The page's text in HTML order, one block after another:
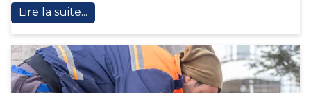
Lire la suite...